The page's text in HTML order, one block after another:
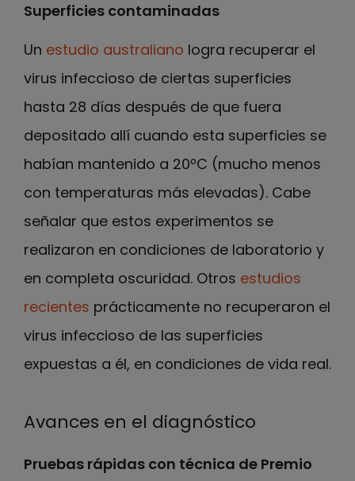
Superficies contaminadas
Un estudio australiano logra recuperar el
virus infeccioso de ciertas superficies
hasta 28 días después de que fuera
depositado allí cuando esta superficies se
habían mantenido a 20ºC (mucho menos
con temperaturas más elevadas). Cabe
señalar que estos experimentos se
realizaron en condiciones de laboratorio y
en completa oscuridad. Otros estudios
recientes prácticamente no recuperaron el
virus infeccioso de las superficies
expuestas a él, en condiciones de vida real.
Avances en el diagnóstico
Pruebas rápidas con técnica de Premio